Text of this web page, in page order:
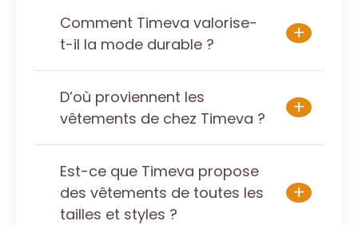
Comment Timeva valorise-
t-il la mode durable ?
+
D’où proviennent les
vêtements de chez Timeva ?
+
Est-ce que Timeva propose
des vêtements de toutes les
tailles et styles ?
+